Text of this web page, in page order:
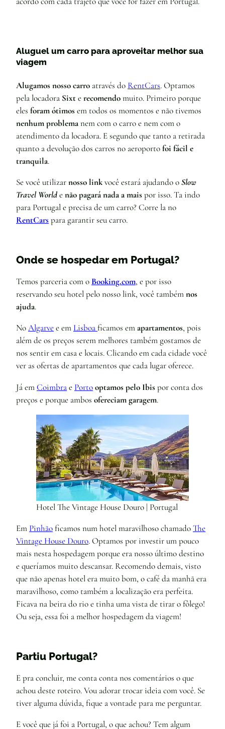
Aluguel um carro para aproveitar melhor sua
viagem
Alugamos nosso carro através do RentCars. Optamos
pela locadora Sixterecomendomuito. Primeiro porque
eles foram ótimosem todos os momentos e não tivemos
nenhum problemanem com o carro e nem com o
atendimento da locadora. E segundo que tanto a retirada
quanto a devolução dos carros no aeroportofoi fácil e
tranquila.
Se você utilizarnosso linkvocê estará ajudando oSlow
Travel Worldenão pagará nada a maispor isso. Ta indo
para Portugal e precisa de um carro? Corre la no
RentCarspara garantir seu carro.
Onde se hospedar em Portugal?
Temos parceria com o Booking.com, e por isso
reservando seu hotel pelo nosso link, você tambémnos
ajuda.
NoAlgarvee em Lisboaficamos emapartamentos, pois
além de os preços serem melhores também gostamos de
nos sentir em casa e locais. Clicando em cada cidade você
ver as ofertas de apartamentos que cada lugar oferece.
Já emCoimbrae Portooptamos pelo Ibispor conta dos
preços e porque ambos ofereciam garagem.
Hotel The Vintage House Douro | Portugal
Em Pinhãoficamos num hotel maravilhoso chamadoThe
Vintage House Douro. Optamos por investir um pouco
mais nesta hospedagem porque era nosso último destino
e queríamos muito descansar. Recomendo demais, visto
que não apenas hotel era muito bom, o café da manhã era
maravilhoso, como também a localização era perfeita.
Ficava na beira do rio e tinha uma vista de tirar o fôlego!
Ou seja, essa foi a melhor hospedagem da viagem!
Partiu Portugal?
E pra concluir, me conta conta nos comentários o que
achou deste roteiro. Vou adorar trocar ideia com você. Se
tiver alguma dúvida, fique a vontade para me perguntar.
E você que já foi a Portugal, o que achou? Tem algum